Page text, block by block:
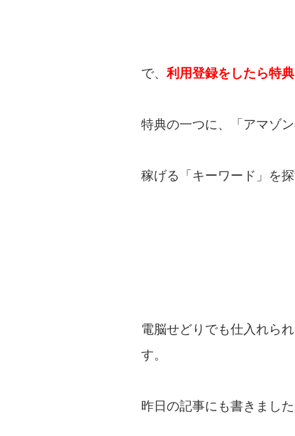
で、利用登録をしたら特
特典の一つに、「アマゾ
稼げる「キーワード」を
電脳せどりでも仕入れら
す。
昨日の記事にも書きまし